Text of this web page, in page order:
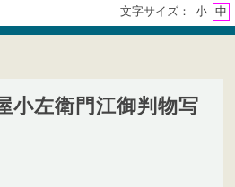
文字サイズ： 小 中
小左衛門江御判物写